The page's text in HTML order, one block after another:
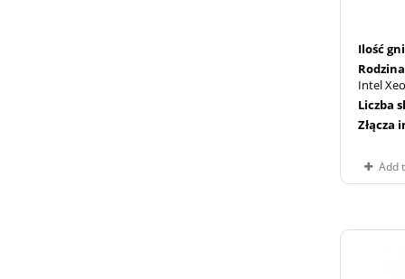
Ilość
Intel
Liczba
Złącza
Add